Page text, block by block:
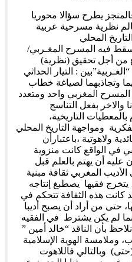
يطرح سؤالا محوريا
نظرية مسرحية عربية
المحلي
فيه المسرح المغـربي/
من أجل تحقيق (نظرية)
: التيار الحداثي
وتجاذبهما لصياغة خطاب
المغربي واحد ومتعدد
والاخر بفعل التناسج
التاريخية،
ومواجهة التاريخ المحلي
ولاهوتية ،باعتبارأن
في الواقع كانت منزوية
أن يهتم بالعلم قبل
الأديب المغربي ثقافة مبنية
فقيها يصطبغ إنتاجه
كانت هذه الثقافة تتحكم في
حتى من أراد أن يصبح أديبا
لم يكن يشترط في الفقيه
بأن الناقد “خالد أمين ”
وملامسة الهوية الإسلامية
وبالتالي فاللاهوت